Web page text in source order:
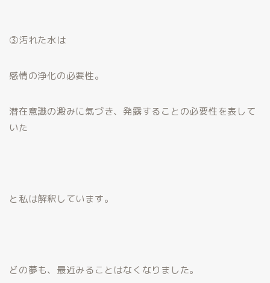
③汚れた水は
感情の浄化の必要性。
潜在意識の澱みに氣づき、発露することの必要性を表して
いた
と私は解釈しています。
どの夢も、最近みることはなくなりました。